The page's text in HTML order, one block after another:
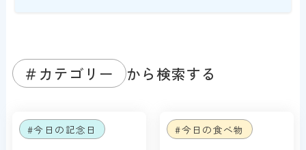
＃カテゴリー から検索する
#今日の記念日 #今日の食べ物